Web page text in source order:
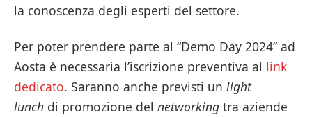
la conoscenza degli esperti del settore.
Per poter prendere parte al “Demo Day 2024” ad
Aosta è necessaria l’iscrizione preventiva al link
dedicato. Saranno anche previsti un light
lunch di promozione del networking tra aziende